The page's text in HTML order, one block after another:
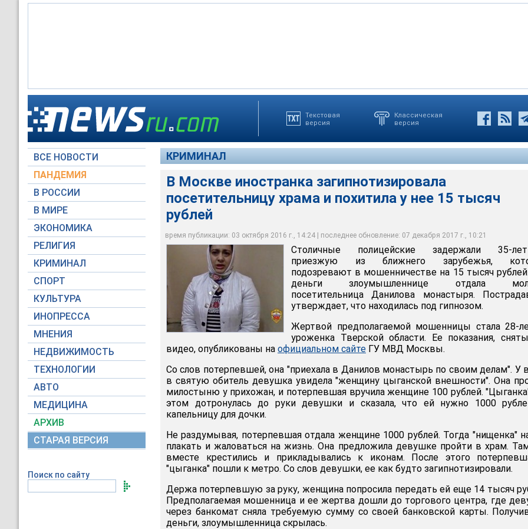
Текстовая
версия
Классическая
версия
ВСЕ НОВОСТИ
ПАНДЕМИЯ
В РОССИИ
В МИРЕ
ЭКОНОМИКА
РЕЛИГИЯ
КРИМИНАЛ
СПОРТ
КУЛЬТУРА
ИНОПРЕССА
МНЕНИЯ
НЕДВИЖИМОСТЬ
ТЕХНОЛОГИИ
АВТО
МЕДИЦИНА
АРХИВ
СТАРАЯ ВЕРСИЯ
Поиск по сайту
КРИМИНАЛ
В Москве иностранка загипнотизировала
посетительницу храма и похитила у нее 15 тысяч
рублей
время публикации: 03 октября 2016 г., 14:24 | последнее обновление: 07 декабря 2017 г., 10:21
Столичные полицейские задержали 35-летнюю приезжую из ближнего зарубежья,
которую подозревают в мошенничестве на 15 тысяч рублей. Эти деньги
злоумышленнице отдала молодая посетительница Данилова монастыря.
Пострадавшая утверждает, что находилась под гипнозом
ГУ МВД России по городу Москве
Столичные полицейские задержали 35-
приезжую из ближнего зарубежья,
подозревают в мошенничестве на 15 тысяч
деньги злоумышленнице отдала
посетительница Данилова монастыря.
утверждает, что находилась под гипнозом.
Жертвой предполагаемой мошенницы стала 28-
уроженка Тверской области. Ее показания,
видео, опубликованы на официальном сайте ГУ МВД Москвы.
Со слов потерпевшей, она "приехала в Данилов монастырь по своим делам". У
в святую обитель девушка увидела "женщину цыганской внешности". Она
милостыню у прихожан, и потерпевшая вручила женщине 100 рублей.
этом дотронулась до руки девушки и сказала, что ей нужно 1000
капельницу для дочки.
Не раздумывая, потерпевшая отдала женщине 1000 рублей. Тогда "нищенка"
плакать и жаловаться на жизнь. Она предложила девушке пройти в храм.
вместе крестились и прикладывались к иконам. После этого
"цыганка" пошли к метро. Со слов девушки, ее как будто загипнотизировали.
Держа потерпевшую за руку, женщина попросила передать ей еще 14 тысяч
Предполагаемая мошенница и ее жертва дошли до торгового центра, где
через банкомат сняла требуемую сумму со своей банковской карты.
деньги, злоумышленница скрылась.